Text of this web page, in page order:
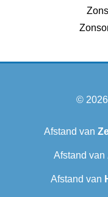
© 2026
Afstand van
Afstand van
Afstand van